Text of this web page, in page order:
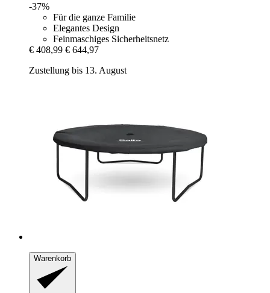
-37%
Für die ganze Familie
Elegantes Design
Feinmaschiges Sicherheitsnetz
€ 408,99 € 644,97
Zustellung bis 13. August
Warenkorb